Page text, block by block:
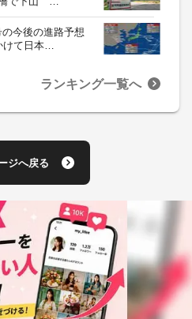
の今後の進路予想
けて日本…
ランキング一覧へ
ジへ戻る